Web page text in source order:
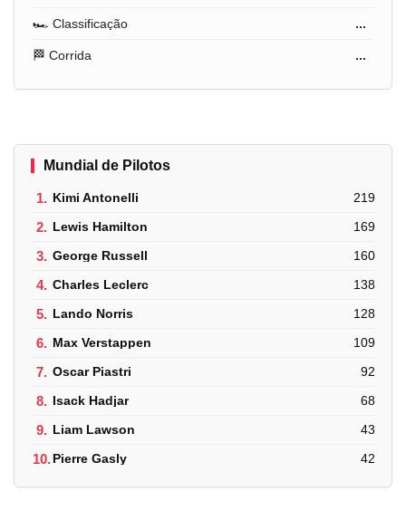
🏎️ Classificação ...
🏁 Corrida ...
Mundial de Pilotos
1. Kimi Antonelli 219
2. Lewis Hamilton 169
3. George Russell 160
4. Charles Leclerc 138
5. Lando Norris 128
6. Max Verstappen 109
7. Oscar Piastri 92
8. Isack Hadjar 68
9. Liam Lawson 43
10.Pierre Gasly 42